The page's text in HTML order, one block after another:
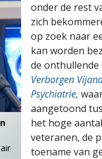
onder de rest
zich
op zoek naar
kan worden
de onthullende
Verborgen
Psychiatrie,
aangetoond
het hoge
veteranen, de
toename van